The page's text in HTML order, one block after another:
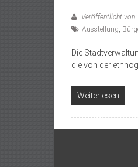
Veröffentlicht
Ausstellung,
Die
die von der
Weiterlesen